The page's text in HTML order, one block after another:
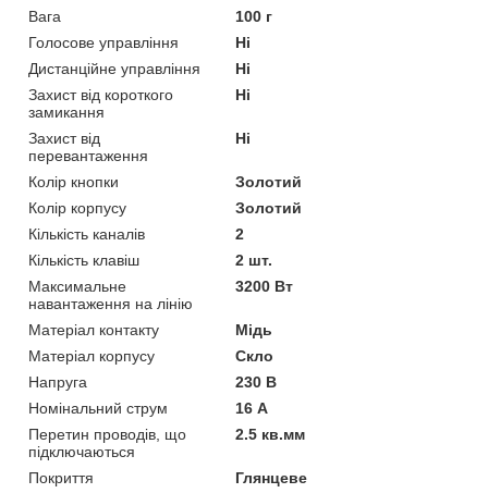
Вага
100 г
Голосове управління
Ні
Дистанційне управління
Ні
Захист від короткого
замикання
Ні
Захист від
перевантаження
Ні
Колір кнопки
Золотий
Колір корпусу
Золотий
Кількість каналів
2
Кількість клавіш
2 шт.
Максимальне
навантаження на лінію
3200 Вт
Матеріал контакту
Мідь
Матеріал корпусу
Скло
Напруга
230 В
Номінальний струм
16 А
Перетин проводів, що
підключаються
2.5 кв.мм
Покриття
Глянцеве